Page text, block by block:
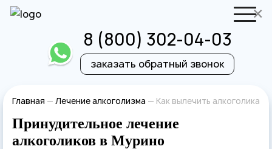
8 (800) 302-04-03
заказать обратный звонок
Главная — Лечение алкоголизма — Как вылечить алкоголика
Принудительное лечение
алкоголиков в Мурино
Ваше имя
Ваше имя
×